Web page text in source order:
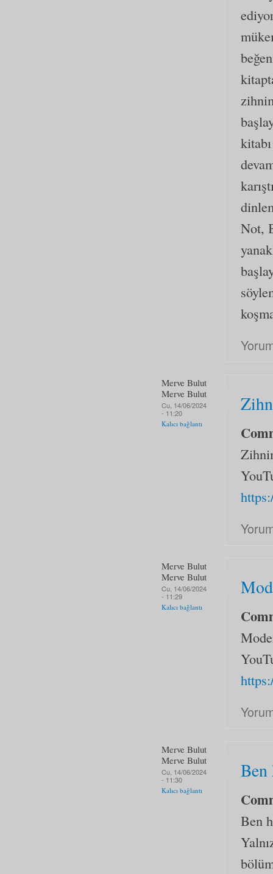
Not,
Merve Bulut
Merve Bulut
Cu, 14/06/2024
- 11:20
Kalıcı bağlantı
Merve Bulut
Merve Bulut
Cu, 14/06/2024
- 11:29
Kalıcı bağlantı
Merve Bulut
Merve Bulut
Cu, 14/06/2024
- 11:30
Kalıcı bağlantı
Ben
Ben